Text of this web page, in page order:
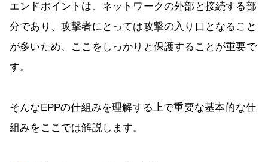
エンドポイントは、ネットワークの外部と接続する部
分であり、攻撃者にとっては攻撃の入り口となること
が多いため、ここをしっかりと保護することが重要で
す。
そんなEPPの仕組みを理解する上で重要な基本的な仕
組みをここでは解説します。